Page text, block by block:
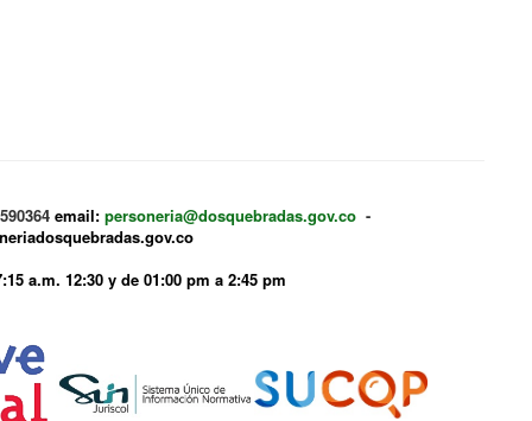
email: personeria@dosquebradas.gov.co -
a.m. 12:30 y de 01:00 pm a 2:45 pm